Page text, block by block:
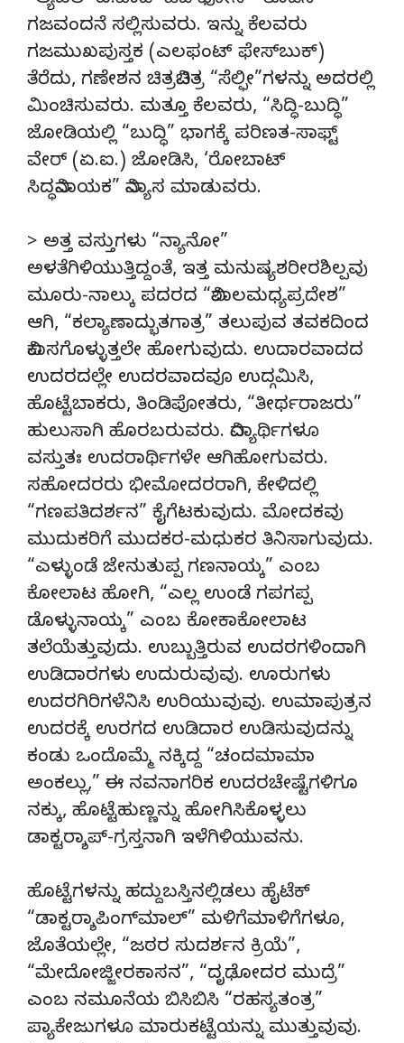
ಗಜವಂದನೆ ಸಲ್ಲಿಸುವರು. ಇನ್ನು ಕೆಲವರು
ಗಜಮುಖಪುಸ್ತಕ (ಎಲಫಂಟ್ ಫೇಸ್‍ಬುಕ್)
ತೆರೆದು, ಗಣೇಶನ ಚಿತ್ರವಿಚಿತ್ರ “ಸೆಲ್ಫೀ”ಗಳನ್ನು ಅದರಲ್ಲಿ
ಮಿಂಚಿಸುವರು. ಮತ್ತೂ ಕೆಲವರು, “ಸಿದ್ಧಿ-ಬುದ್ಧಿ”
ಜೋಡಿಯಲ್ಲಿ “ಬುದ್ಧಿ” ಭಾಗಕ್ಕೆ ಪರಿಣತ-ಸಾಫ್ಟ್
ವೇರ್ (ಏ.ಐ.) ಜೋಡಿಸಿ, ‘ರೋಬಾಟ್
ಸಿದ್ಧವಿನಾಯಕ” ವಿನ್ಯಾಸ ಮಾಡುವರು.
> ಅತ್ತ ವಸ್ತುಗಳು “ನ್ಯಾನೋ”
ಅಳತೆಗಿಳಿಯುತ್ತಿದ್ದಂತೆ, ಇತ್ತ ಮನುಷ್ಯಶರೀರಶಿಲ್ಪವು
ಮೂರು-ನಾಲ್ಕು ಪದರದ “ವಿಶಾಲಮಧ್ಯಪ್ರದೇಶ”
ಆಗಿ, “ಕಲ್ಯಾಣಾದ್ಭುತಗಾತ್ರ” ತಲುಪುವ ತವಕದಿಂದ
ವಿಕಾಸಗೊಳ್ಳುತ್ತಲೇ ಹೋಗುವುದು. ಉದಾರವಾದದ
ಉದರದಲ್ಲೇ ಉದರವಾದವೂ ಉದ್ಗಮಿಸಿ,
ಹೊಟ್ಟೆಬಾಕರು, ತಿಂಡಿಪೋತರು, “ತೀರ್ಥರಾಜರು”
ಹುಲುಸಾಗಿ ಹೊರಬರುವರು. ವಿದ್ಯಾರ್ಥಿಗಳೂ
ವಸ್ತುತಃ ಉದರಾರ್ಥಿಗಳೇ ಆಗಿಹೋಗುವರು.
ಸಹೋದರರು ಭೀಮೋದರರಾಗಿ, ಕೇಳಿದಲ್ಲಿ
“ಗಣಪತಿದರ್ಶನ” ಕೈಗೆಟಕುವುದು. ಮೋದಕವು
ಮುದುಕರಿಗೆ ಮುದಕರ-ಮಧುಕರ ತಿನಿಸಾಗುವುದು.
“ಎಳ್ಳುಂಡೆ ಜೇನುತುಪ್ಪ ಗಣನಾಯ್ಕ” ಎಂಬ
ಕೋಲಾಟ ಹೋಗಿ, “ಎಲ್ಲ ಉಂಡೆ ಗಪಗಪ್ಪ
ಡೊಳ್ಳುನಾಯ್ಕ” ಎಂಬ ಕೋಕಾಕೋಲಾಟ
ತಲೆಯೆತ್ತುವುದು. ಉಬ್ಬುತ್ತಿರುವ ಉದರಗಳಿಂದಾಗಿ
ಉಡಿದಾರಗಳು ಉದುರುವುವು. ಊರುಗಳು
ಉದರಗಿರಿಗಳೆನಿಸಿ ಉರಿಯುವುವು. ಉಮಾಪುತ್ರನ
ಉದರಕ್ಕೆ ಉರಗದ ಉಡಿದಾರ ಉಡಿಸುವುದನ್ನು
ಕಂಡು ಒಂದೊಮ್ಮೆ ನಕ್ಕಿದ್ದ “ಚಂದಮಾಮಾ
ಅಂಕಲ್ಲು,” ಈ ನವನಾಗರಿಕ ಉದರಚೇಷ್ಟೆಗಳಿಗೂ
ನಕ್ಕು, ಹೊಟ್ಟೆಹುಣ್ಣನ್ನು ಹೋಗಿಸಿಕೊಳ್ಳಲು
ಡಾಕ್ಟರ್‍ಶಾಪ್-ಗ್ರಸ್ತನಾಗಿ ಇಳೆಗಿಳಿಯುವನು.
ಹೊಟ್ಟೆಗಳನ್ನು ಹದ್ದುಬಸ್ತಿನಲ್ಲಿಡಲು ಹೈಟೆಕ್
“ಡಾಕ್ಟರ್‍ಶಾಪಿಂಗ್‍ಮಾಲ್” ಮಳಿಗೆಮಾಳಿಗೆಗಳೂ,
ಜೊತೆಯಲ್ಲೇ, “ಜಠರ ಸುದರ್ಶನ ಕ್ರಿಯೆ”,
“ಮೇದೋಜ್ಜೀರಕಾಸನ”, “ದೃಢೋದರ ಮುದ್ರೆ”
ಎಂಬ ನಮೂನೆಯ ಬಿಸಿಬಿಸಿ “ರಹಸ್ಯತಂತ್ರ”
ಪ್ಯಾಕೇಜುಗಳೂ ಮಾರುಕಟ್ಟೆಯನ್ನು ಮುತ್ತುವುವು.